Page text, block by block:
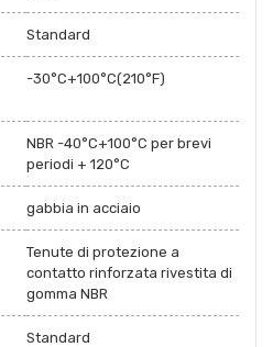
Standard
-30°C+100°C(210°F)
NBR -40°C+100°C per brevi
periodi + 120°C
gabbia in acciaio
Tenute di protezione a
contatto rinforzata rivestita di
gomma NBR
Standard